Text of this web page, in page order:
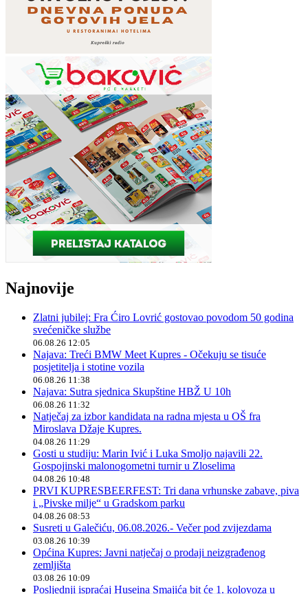
Najnovije
Zlatni jubilej: Fra Ćiro Lovrić gostovao povodom 50 godina
svećeničke službe
06.08.26 12:05
Najava: Treći BMW Meet Kupres - Očekuju se tisuće
posjetitelja i stotine vozila
06.08.26 11:38
Najava: Sutra sjednica Skupštine HBŽ U 10h
06.08.26 11:32
Natječaj za izbor kandidata na radna mjesta u OŠ fra
Miroslava Džaje Kupres.
04.08.26 11:29
Gosti u studiju: Marin Ivić i Luka Smoljo najavili 22.
Gospojinski malonogometni turnir u Zloselima
04.08.26 10:48
PRVI KUPRESBEERFEST: Tri dana vrhunske zabave, piva
i „Pivske milje“ u Gradskom parku
04.08.26 08:53
Susreti u Galečiću, 06.08.2026.- Večer pod zvijezdama
03.08.26 10:39
Općina Kupres: Javni natječaj o prodaji neizgrađenog
zemljišta
03.08.26 10:09
Posljednji ispraćaj Huseina Smajića bit će 1. kolovoza u